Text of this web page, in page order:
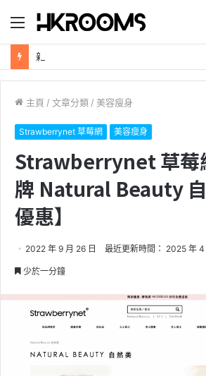
目
錄
主頁 / 文章分類 / 美容瘦身
Strawberrynet 草莓網 美容瘦身
Strawberrynet 草莓
牌 Natural Beauty
優惠】
2022 年 9 月 26 日 最近更新時間： 2025 年 4
少於一分鐘